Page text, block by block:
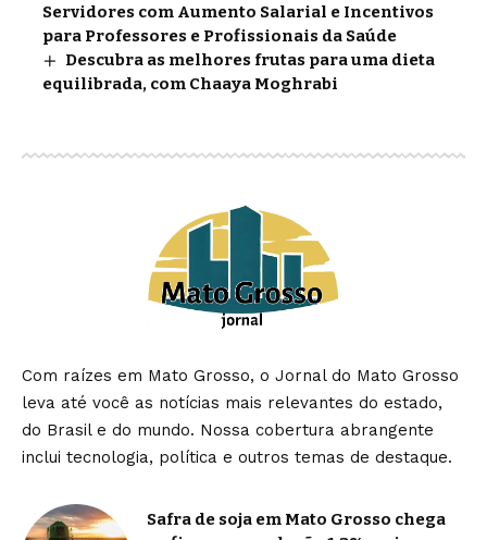
Servidores com Aumento Salarial e Incentivos
para Professores e Profissionais da Saúde
Descubra as melhores frutas para uma dieta
equilibrada, com Chaaya Moghrabi
Com raízes em Mato Grosso, o Jornal do Mato Grosso
leva até você as notícias mais relevantes do estado,
do Brasil e do mundo. Nossa cobertura abrangente
inclui tecnologia, política e outros temas de destaque.
Safra de soja em Mato Grosso chega